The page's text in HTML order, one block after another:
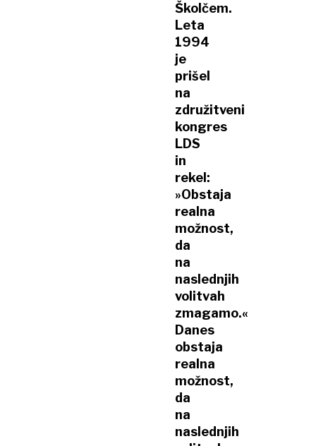
Školčem.
Leta
1994
je
prišel
na
združitveni
kongres
LDS
in
rekel:
»Obstaja
realna
možnost,
da
na
naslednjih
volitvah
zmagamo.«
Danes
obstaja
realna
možnost,
da
na
naslednjih